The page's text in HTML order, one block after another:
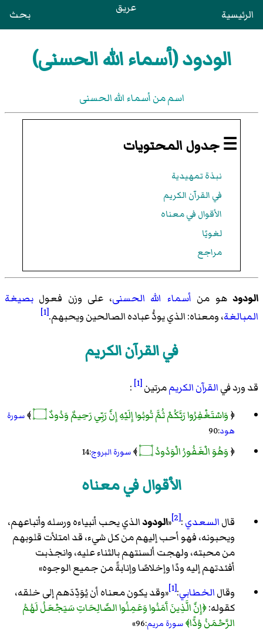
الرئيسية عريق بحث
الودود (أسماء الله الحسنى)
اسم من أسماء الله الحسنى
☰ جدول المحتويات
نبذة تمهيدية
في القرآن الكريم
الأقوال في معناه
لغويًا
مراجع
الودودهو من أسماء الله الحسنى، على وزن فعول بصيغة
المبالغة، ومعناه: الذي يودُّ عباده الصالحين ويحبهم.[1]
في القرآن الكريم
قد ورد فيالقرآن الكريممرتين[1]
:
﴿وَاسْتَغْفِرُوا رَبَّكُمْ ثُمَّ تُوبُوا إِلَيْهِ إِنَّ رَبِّي رَحِيمٌ وَدُودٌ ۝ ﴾سورة
هود:90
﴿وَهُوَ الْغَفُورُ الْوَدُودُ ۝ ﴾سورة البروج:14
الأقوال في معناه
قالالسعدي:
[2]
«الودودالذي يحب أنبياءه ورسله وأتباعهم،
ويحبونه، فهو أحب إليهم من كل شيء، قد امتلأت قلوبهم
من محبته، ولهجت ألسنتهم بالثناء عليه، وانجذبت
أفئدتهم إليه ودًا وإخلاصًا وإنابةً من جميع الوجوه»
وقالالخطابي:
[1]
«وقد يكون معناه أن يُوَدِّدَهم إلى خلقه،
كقوله:﴿إِنَّ الَّذِينَ آَمَنُوا وَعَمِلُوا الصَّالِحَاتِ سَيَجْعَلُ لَهُمُ
الرَّحْمَنُ وُدًّا﴾سورة مريم:96
»